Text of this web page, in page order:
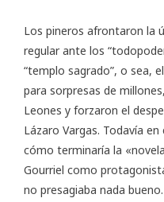
Los pineros afrontaron la
regular ante los
“templo sagrado”, o sea,
para sorpresas de
Leones y forzaron el
Lázaro Vargas. Todavía
cómo terminaría la
Gourriel como
no presagiaba nada